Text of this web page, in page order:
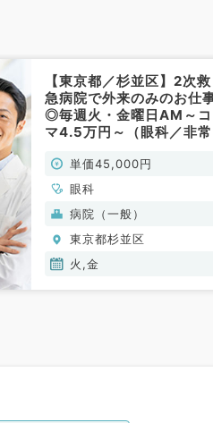
【東京都／杉並区】2次救
急病院で外来のみのお仕
◎毎週火・金曜日AM～コ
マ4.5万円～（眼科／非常
単価45,000円
眼科
病院（一般）
東京都杉並区
火,金